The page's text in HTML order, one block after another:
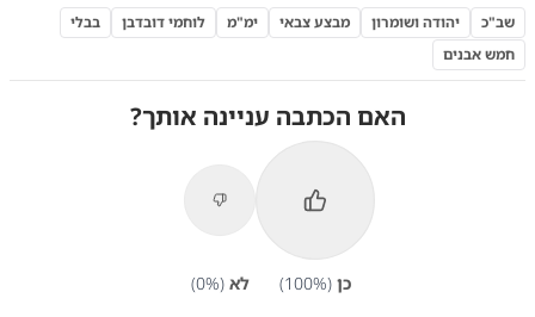
שב"כ יהודה ושומרון מבצע צבאי ימ"מ לוחמי דובדבן
בבלי
חמש אבנים
האם הכתבה עניינה אותך?
כן (
100%) לא (
0%)